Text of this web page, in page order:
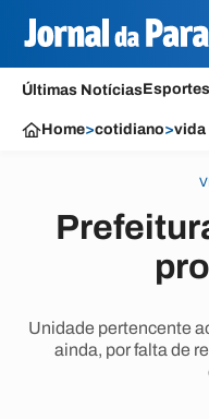
Últimas NotíciasEsportes
Home>cotidiano>vida
Unidade pertencente
ainda, por falta de